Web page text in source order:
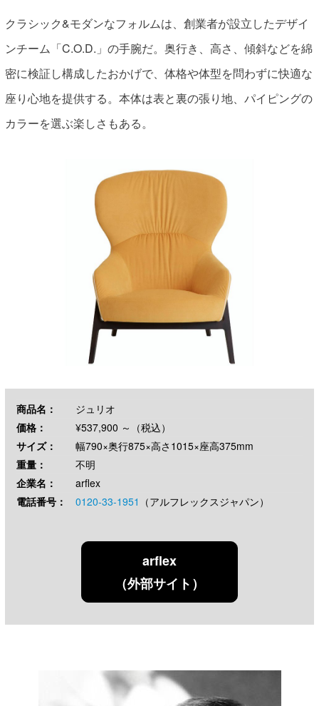
クラシック&モダンなフォルムは、創業者が設立したデザイ
ンチーム「C.O.D.」の手腕だ。奥行き、高さ、傾斜などを綿
密に検証し構成したおかげで、体格や体型を問わずに快適な
座り心地を提供する。本体は表と裏の張り地、パイピングの
カラーを選ぶ楽しさもある。
商品名：
ジュリオ
価格：
¥537,900 ～（税込）
サイズ：
幅790×奥行875×高さ1015×座高375mm
重量：
不明
企業名：
arflex
電話番号：
0120-33-1951 （アルフレックスジャパン）
arflex
（外部サイト）